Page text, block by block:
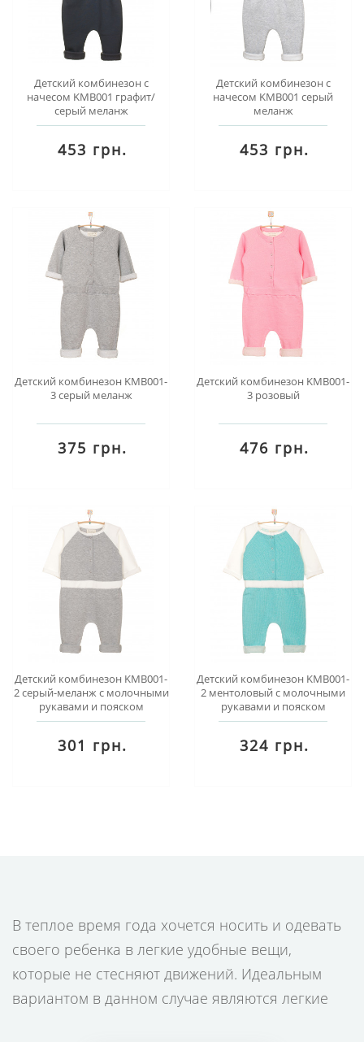
Детский комбинезон с
начесом KMB001 графит/
серый меланж
453 грн.
Детский комбинезон с
начесом KMB001 серый
меланж
453 грн.
Детский комбинезон KMB001-
3 серый меланж
375 грн.
Детский комбинезон KMB001-
3 розовый
476 грн.
Детский комбинезон KMB001-
2 серый-меланж c молочными
рукавами и пояском
301 грн.
Детский комбинезон KMB001-
2 ментоловый c молочными
рукавами и пояском
324 грн.
В теплое время года хочется носить и одевать
своего ребенка в легкие удобные вещи,
которые не стесняют движений. Идеальным
вариантом в данном случае являются легкие